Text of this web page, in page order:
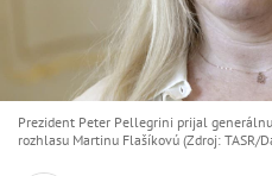
Prezident Peter Pellegrini prijal
rozhlasu Martinu Flašíkovú (Zdroj: TASR/